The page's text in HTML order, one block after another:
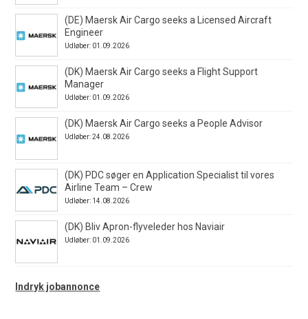
(DE) Maersk Air Cargo seeks a Licensed Aircraft
Engineer
Udløber: 01.09.2026
(DK) Maersk Air Cargo seeks a Flight Support
Manager
Udløber: 01.09.2026
(DK) Maersk Air Cargo seeks a People Advisor
Udløber: 24.08.2026
(DK) PDC søger en Application Specialist til vores
Airline Team – Crew
Udløber: 14.08.2026
(DK) Bliv Apron-flyveleder hos Naviair
Udløber: 01.09.2026
Indryk jobannonce